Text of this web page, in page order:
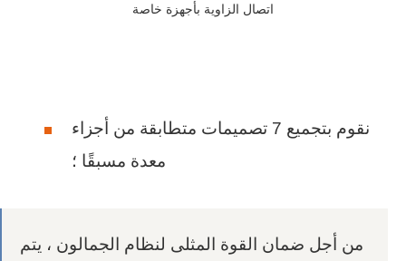
اتصال الزاوية بأجهزة خاصة
نقوم بتجميع 7 تصميمات متطابقة من أجزاء
معدة مسبقًا ؛
من أجل ضمان القوة المثلى لنظام الجمالون ، يتم